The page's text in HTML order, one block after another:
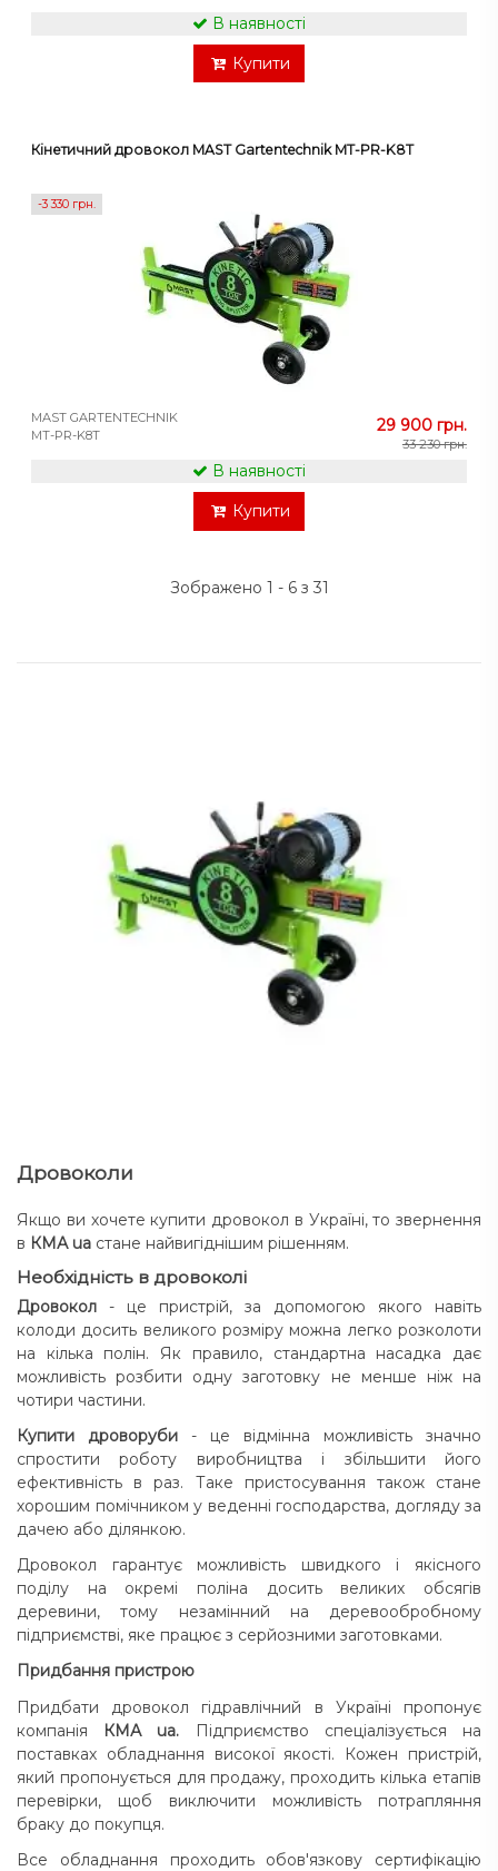
В наявності
Купити
Кінетичний дровокол MAST Gartentechnik MT-PR-K8T
-3 330 грн.
MAST GARTENTECHNIK
MT-PR-K8T
29 900 грн.
33 230 грн.
В наявності
Купити
Зображено 1 - 6 з 31
Дровоколи
Якщо ви хочете купити дровокол в Україні, то звернення
в КМА ua стане найвигіднішим рішенням.
Необхідність в дровоколі
Дровокол - це пристрій, за допомогою якого навіть
колоди досить великого розміру можна легко розколоти
на кілька полін. Як правило, стандартна насадка дає
можливість розбити одну заготовку не менше ніж на
чотири частини.
Купити дроворуби - це відмінна можливість значно
спростити роботу виробництва і збільшити його
ефективність в раз. Таке пристосування також стане
хорошим помічником у веденні господарства, догляду за
дачею або ділянкою.
Дровокол гарантує можливість швидкого і якісного
поділу на окремі поліна досить великих обсягів
деревини, тому незамінний на деревообробному
підприємстві, яке працює з серйозними заготовками.
Придбання пристрою
Придбати дровокол гідравлічний в Україні пропонує
компанія КМА ua. Підприємство спеціалізується на
поставках обладнання високої якості. Кожен пристрій,
який пропонується для продажу, проходить кілька етапів
перевірки, щоб виключити можливість потрапляння
браку до покупця.
Все обладнання проходить обов'язкову сертифікацію